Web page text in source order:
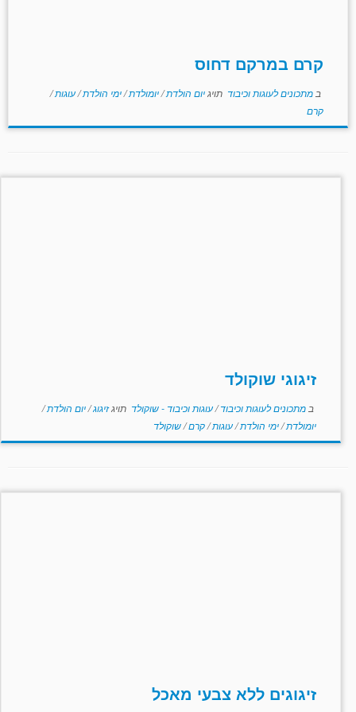
קרם במרקם דחוס
ב מתכונים לעוגות וכיבוד תויגיום הולדת/יומולדת/ימי הולדת/עוגות/
קרם
זיגוגי שוקולד
ב מתכונים לעוגות וכיבוד/עוגות וכיבוד - שוקולד תויגזיגוג/יום הולדת/
יומולדת/ימי הולדת/עוגות/קרם/שוקולד
זיגוגים ללא צבעי מאכל